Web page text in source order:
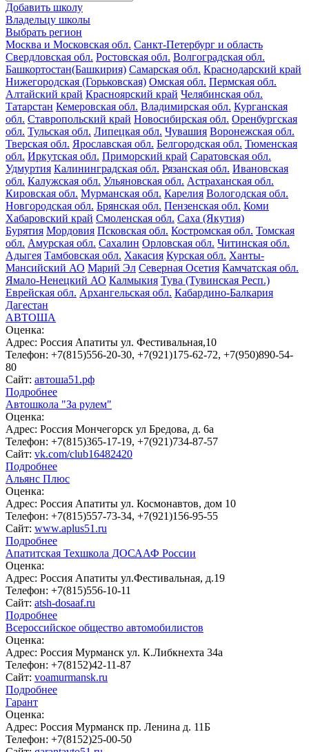
Добавить школу
Владельцу школы
Выбрать регион
Москва и Московская обл. Санкт-Петербург и область
Свердловская обл. Ростовская обл. Волгоградская обл.
Башкортостан(Башкирия) Самарская обл. Краснодарский край
Нижегородская (Горьковская) Омская обл. Пермская обл.
Алтайский край Красноярский край Челябинская обл.
Татарстан Кемеровская обл. Владимирская обл. Курганская
обл. Ставропольский край Новосибирская обл. Оренбургская
обл. Тульская обл. Липецкая обл. Чувашия Воронежская обл.
Тверская обл. Ярославская обл. Белгородская обл. Тюменская
обл. Иркутская обл. Приморский край Саратовская обл.
Удмуртия Калининградская обл. Рязанская обл. Ивановская
обл. Калужская обл. Ульяновская обл. Астраханская обл.
Кировская обл. Мурманская обл. Карелия Вологодская обл.
Новгородская обл. Брянская обл. Пензенская обл. Коми
Хабаровский край Смоленская обл. Саха (Якутия)
Бурятия Мордовия Псковская обл. Костромская обл. Томская
обл. Амурская обл. Сахалин Орловская обл. Читинская обл.
Адыгея Тамбовская обл. Хакасия Курская обл. Ханты-
Мансийский АО Марий Эл Северная Осетия Камчатская обл.
Ямало-Ненецкий АО Калмыкия Тува (Тувинская Респ.)
Еврейская обл. Архангельская обл. Кабардино-Балкария
Дагестан
АВТОША
Оценка:
Адрес: Россия Апатиты ул. Фестивальная,10
Телефон: +7(815)556-20-30, +7(921)175-62-72, +7(950)890-54-
80
Сайт: автоша51.рф
Подробнее
Автошкола "За рулем"
Оценка:
Адрес: Россия Мончегорск ул Бредова, д. 6а
Телефон: +7(815)365-17-19, +7(921)734-87-57
Сайт: vk.com/club16482420
Подробнее
Альянс Плюс
Оценка:
Адрес: Россия Апатиты ул. Космонавтов, дом 10
Телефон: +7(815)557-73-34, +7(921)156-95-55
Сайт: www.aplus51.ru
Подробнее
Апатитская Техшкола ДОСААФ России
Оценка:
Адрес: Россия Апатиты ул.Фестивальная, д.19
Телефон: +7(815)556-10-11
Сайт: atsh-dosaaf.ru
Подробнее
Всероссийское общество автомобилистов
Оценка:
Адрес: Россия Мурманск ул. К.Либкнехта 34а
Телефон: +7(8152)42-11-87
Сайт: voamurmansk.ru
Подробнее
Гарант
Оценка:
Адрес: Россия Мурманск пр. Ленина д. 11Б
Телефон: +7(8152)25-00-50